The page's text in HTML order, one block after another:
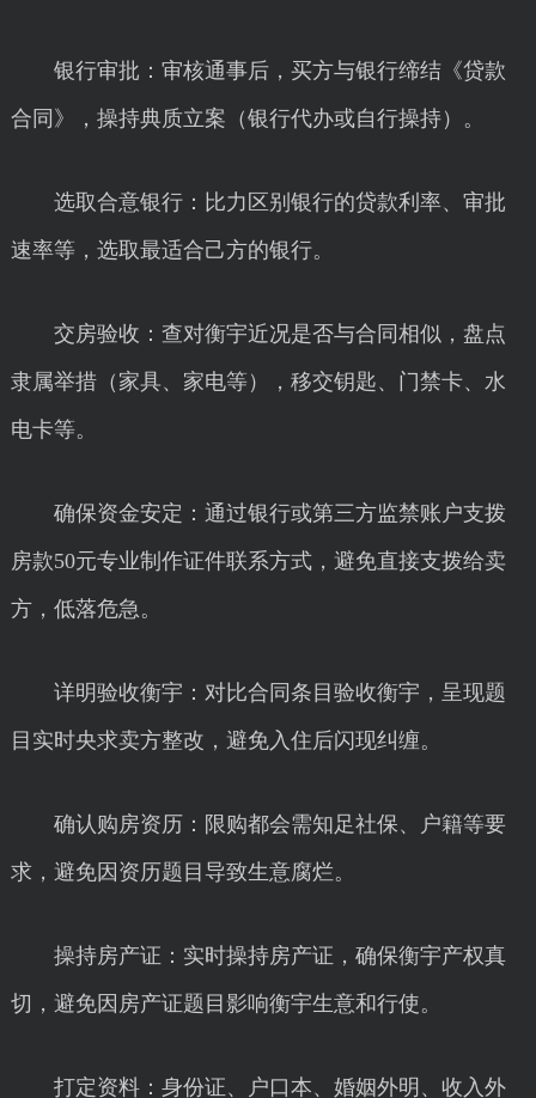
银行审批：审核通事后，买方与银行缔结《贷款
合同》，操持典质立案（银行代办或自行操持）。
选取合意银行：比力区别银行的贷款利率、审批
速率等，选取最适合己方的银行。
交房验收：查对衡宇近况是否与合同相似，盘点
隶属举措（家具、家电等），移交钥匙、门禁卡、水
电卡等。
确保资金安定：通过银行或第三方监禁账户支拨
房款50元专业制作证件联系方式，避免直接支拨给卖
方，低落危急。
详明验收衡宇：对比合同条目验收衡宇，呈现题
目实时央求卖方整改，避免入住后闪现纠缠。
确认购房资历：限购都会需知足社保、户籍等要
求，避免因资历题目导致生意腐烂。
操持房产证：实时操持房产证，确保衡宇产权真
切，避免因房产证题目影响衡宇生意和行使。
打定资料：身份证、户口本、婚姻外明、收入外